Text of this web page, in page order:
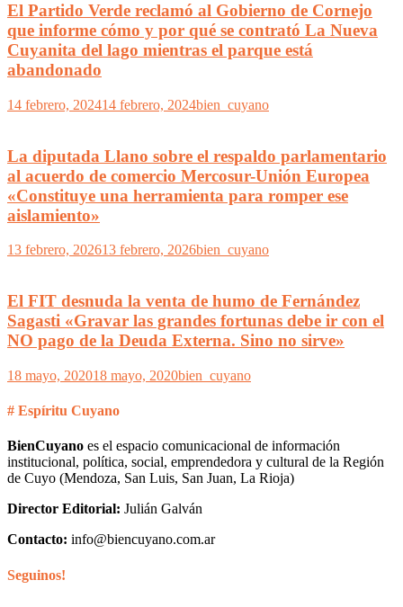
El Partido Verde reclamó al Gobierno de Cornejo
que informe cómo y por qué se contrató La Nueva
Cuyanita del lago mientras el parque está
abandonado
14 febrero, 202414 febrero, 2024bien_cuyano
La diputada Llano sobre el respaldo parlamentario
al acuerdo de comercio Mercosur-Unión Europea
«Constituye una herramienta para romper ese
aislamiento»
13 febrero, 202613 febrero, 2026bien_cuyano
El FIT desnuda la venta de humo de Fernández
Sagasti «Gravar las grandes fortunas debe ir con el
NO pago de la Deuda Externa. Sino no sirve»
18 mayo, 202018 mayo, 2020bien_cuyano
# Espíritu Cuyano
BienCuyano es el espacio comunicacional de información
institucional, política, social, emprendedora y cultural de la Región
de Cuyo (Mendoza, San Luis, San Juan, La Rioja)
Director Editorial: Julián Galván
Contacto: info@biencuyano.com.ar
Seguinos!